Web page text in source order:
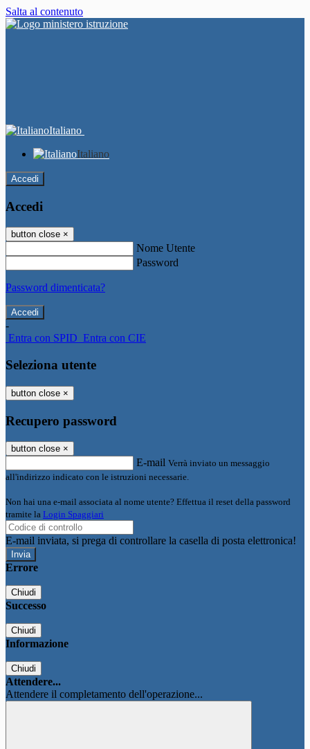
Salta al contenuto
Italiano
Italiano
Accedi
Accedi
button close ×
Nome Utente
Password
Password dimenticata?
-
Entra con SPID Entra con CIE
Seleziona utente
button close ×
Recupero password
button close ×
E-mail Verrà inviato un messaggio
all'indirizzo indicato con le istruzioni necessarie.
Non hai una e-mail associata al nome utente? Effettua il reset della password
tramite la Login Spaggiari
E-mail inviata, si prega di controllare la casella di posta elettronica!
Errore
Chiudi
Successo
Chiudi
Informazione
Chiudi
Attendere...
Attendere il completamento dell'operazione...